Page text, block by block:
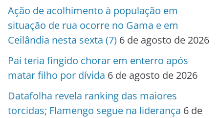
Ação de acolhimento à população em
situação de rua ocorre no Gama e em
Ceilândia nesta sexta (7) 6 de agosto de 2026
Pai teria fingido chorar em enterro após
matar filho por dívida 6 de agosto de 2026
Datafolha revela ranking das maiores
torcidas; Flamengo segue na liderança 6 de